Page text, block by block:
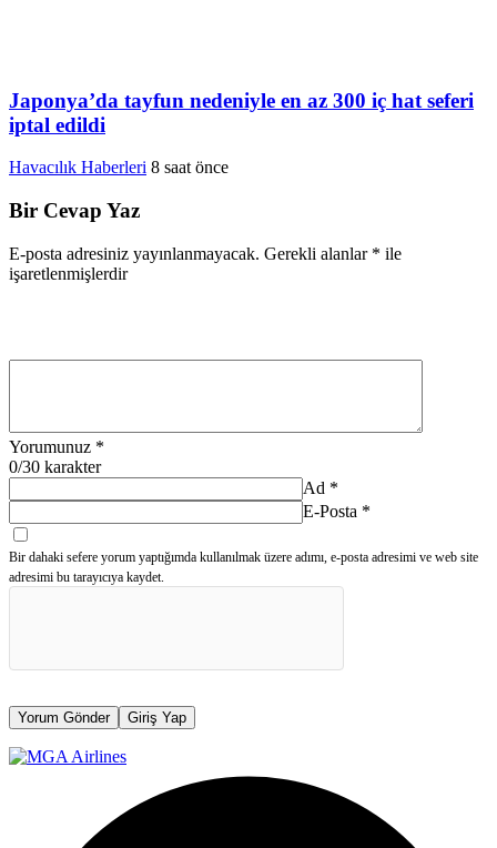
Japonya’da tayfun nedeniyle en az 300 iç hat seferi
iptal edildi
Havacılık Haberleri 8 saat önce
Bir Cevap Yaz
E-posta adresiniz yayınlanmayacak. Gerekli alanlar * ile
işaretlenmişlerdir
Yorumunuz *
0/30 karakter
Ad *
E-Posta *
Bir dahaki sefere yorum yaptığımda kullanılmak üzere adımı, e-posta adresimi ve web site
adresimi bu tarayıcıya kaydet.
Yorum Gönder Giriş Yap